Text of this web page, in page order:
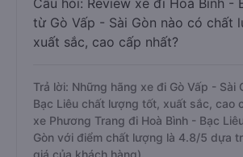
Câu hỏi: Review xe đi Hoà Bình -
từ Gò Vấp - Sài Gòn nào có chất
xuất sắc, cao cấp nhất?
Trả lời: Những hãng xe đi Gò Vấp - Sài
Bạc Liêu chất lượng tốt, xuất sắc, cao
xe Phương Trang đi Hoà Bình - Bạc
Gòn với điểm chất lượng là 4.8/5 dựa
giá của khách hàng).